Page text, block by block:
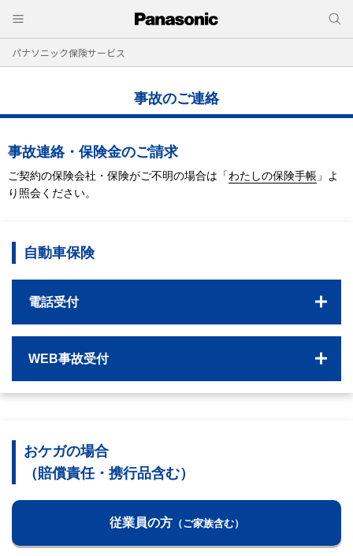
パナソニック保険サービス
事故のご連絡
事故連絡・保険金のご請求
ご契約の保険会社・保険がご不明の場合は 「わたしの保険手帳 」よ
り照会ください。
自動車保険
電話受付
WEB事故受付
おケガの場合
（賠償責任・携行品含む）
従業員の方（ご家族含む）